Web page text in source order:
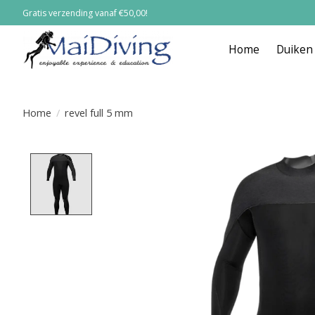
Gratis verzending vanaf €50,00!
Home Duiken
Home / revel full 5 mm
Product image slideshow Items